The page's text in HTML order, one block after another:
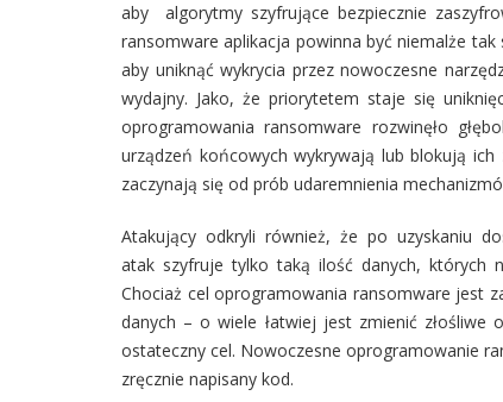
aby algorytmy szyfrujące bezpiecznie
ransomware aplikacja powinna być niemalże
aby uniknąć wykrycia przez nowoczesne
wydajny. Jako, że priorytetem staje się
oprogramowania ransomware rozwinęło
urządzeń końcowych wykrywają lub blokują
zaczynają się od prób udaremnienia
Atakujący odkryli również, że po uzyskaniu
atak szyfruje tylko taką ilość danych, których
Chociaż cel oprogramowania ransomware jest
danych – o wiele łatwiej jest zmienić złośliwe
ostateczny cel. Nowoczesne oprogramowanie
zręcznie napisany kod.